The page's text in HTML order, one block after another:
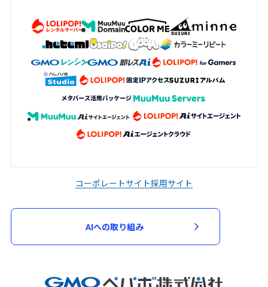
コーポレートサイト採用サイト
AIへの取り組み